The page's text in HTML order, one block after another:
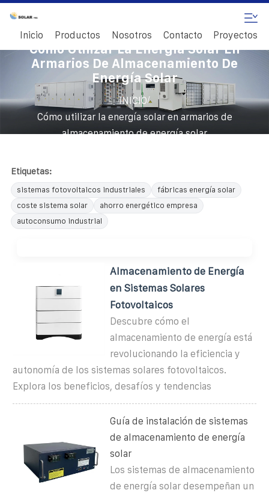
Inicio Productos Nosotros Contacto Proyectos
Cómo Utilizar La Energía Solar En
Armarios De Almacenamiento De
Energía Solar
INICIO/
Cómo utilizar la energía solar en armarios de
almacenamiento de energía solar
Etiquetas:
sistemas fotovoltaicos industriales
fábricas energía solar
coste sistema solar
ahorro energético empresa
autoconsumo industrial
Almacenamiento de Energía
en Sistemas Solares
Fotovoltaicos
Descubre cómo el
almacenamiento de energía está
revolucionando la eficiencia y
autonomía de los sistemas solares fotovoltaicos.
Explora los beneficios, desafíos y tendencias
Guía de instalación de sistemas
de almacenamiento de energía
solar
Los sistemas de almacenamiento
de energía solar desempeñan un